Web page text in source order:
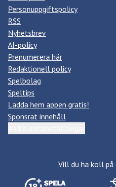
Personuppgiftspolicy
RSS
Nyhetsbrev
AI-policy
Prenumerera här
Redaktionell policy
Spelbolag
Speltips
Ladda hem appen gratis!
Sponsrat innehåll
Vill du ha koll på